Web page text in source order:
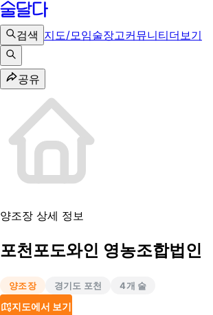
검색 지도/모임술장고커뮤니티더보기
공유
양조장 상세 정보
포천포도와인 영농조합법인
양조장 경기도 포천 4개 술
지도에서 보기